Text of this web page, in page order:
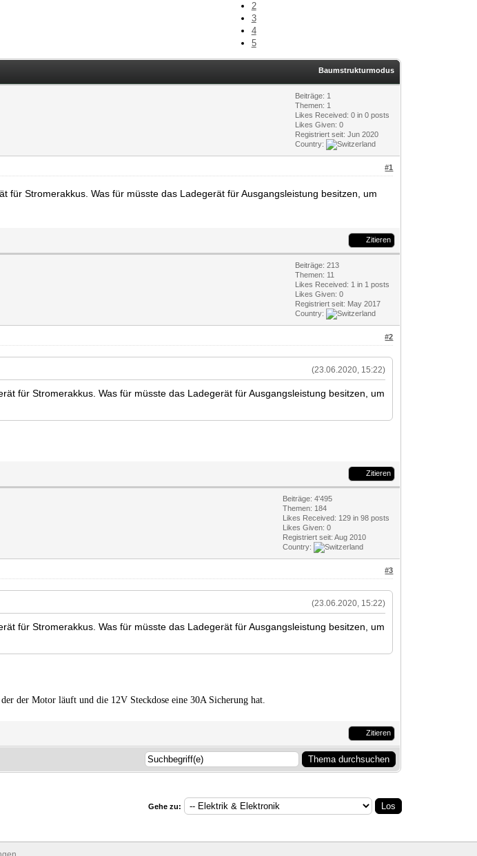
2
3
4
5
Baumstrukturmodus
Beiträge: 1
Themen: 1
Likes Received:0 in 0 posts
Likes Given: 0
Registriert seit: Jun 2020
Country:
#1
für Stromerakkus. Was für müsste das Ladegerät für Ausgangsleistung besitzen, um
Zitieren
Beiträge: 213
Themen: 11
Likes Received: 1 in 1 posts
Likes Given: 0
Registriert seit: May 2017
Country:
#2
(23.06.2020, 15:22)
für Stromerakkus. Was für müsste das Ladegerät für Ausgangsleistung besitzen, um
Zitieren
Beiträge: 4'495
Themen: 184
Likes Received: 129 in 98 posts
Likes Given: 0
Registriert seit: Aug 2010
Country:
#3
(23.06.2020, 15:22)
für Stromerakkus. Was für müsste das Ladegerät für Ausgangsleistung besitzen, um
der Motor läuft und die 12V Steckdose eine 30A Sicherung hat.
Zitieren
Gehe zu: